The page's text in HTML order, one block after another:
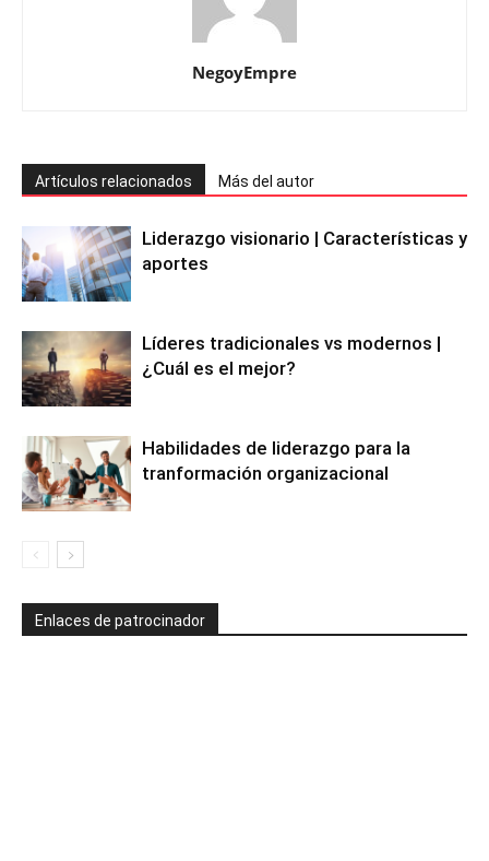
NegoyEmpre
Artículos relacionados Más del autor
Liderazgo visionario | Características y
aportes
Líderes tradicionales vs modernos |
¿Cuál es el mejor?
Habilidades de liderazgo para la
tranformación organizacional
Enlaces de patrocinador